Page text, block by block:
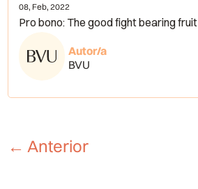
08, Feb, 2022
Pro bono: The good fight bearing fruit
Autor/a
BVU
←Anterior